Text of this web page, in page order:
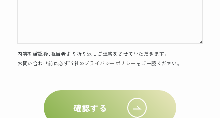
内容を確認後、担当者より折り返しご連絡をさせていただきます。
お問い合わせ前に必ず当社の プライバシーポリシー をご一読ください。
確認する